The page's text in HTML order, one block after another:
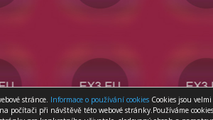
stránce. Informace o používání cookies Cookies jsou
počítači při návštěvě této webové stránky.Používáme